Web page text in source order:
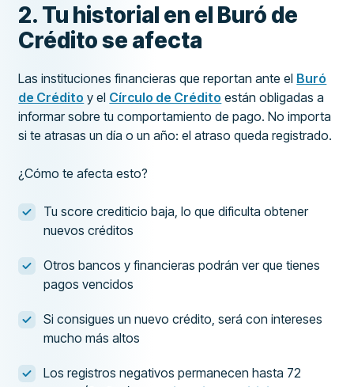
2. Tu historial en el Buró de
Crédito se afecta
Las instituciones financieras que reportan ante el Buró
de Crédito y el Círculo de Crédito están obligadas a
informar sobre tu comportamiento de pago. No importa
si te atrasas un día o un año: el atraso queda registrado.
¿Cómo te afecta esto?
Tu score crediticio baja, lo que dificulta obtener
nuevos créditos
Otros bancos y financieras podrán ver que tienes
pagos vencidos
Si consigues un nuevo crédito, será con intereses
mucho más altos
Los registros negativos permanecen hasta 72